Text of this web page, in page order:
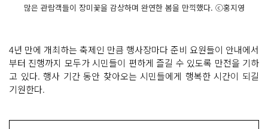
많은 관람객들이 장미꽃을 감상하며 완연한 봄을 만끽했다. ⓒ홍지영
4년 만에 개최하는 축제인 만큼 행사장마다 준비 요원들이 안내에서
부터 진행까지 모두가 시민들이 편하게 즐길 수 있도록 만전을 기하
고 있다. 행사 기간 동안 찾아오는 시민들에게 행복한 시간이 되길
기원한다.